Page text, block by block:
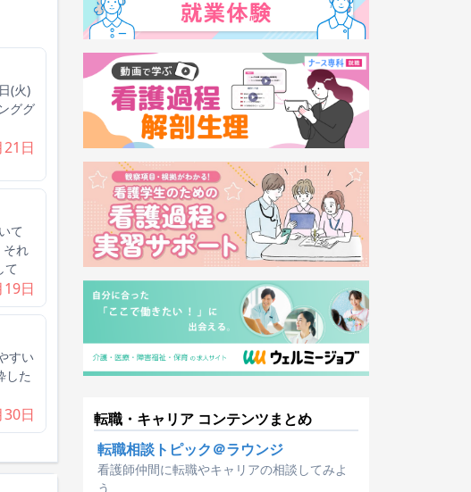
(火)
ググ
日
て
れ
て
日
すい
した
日
転職・キャリア コンテンツまとめ
転職相談トピック＠ラウンジ
看護師仲間に転職やキャリアの相談してみよ
う